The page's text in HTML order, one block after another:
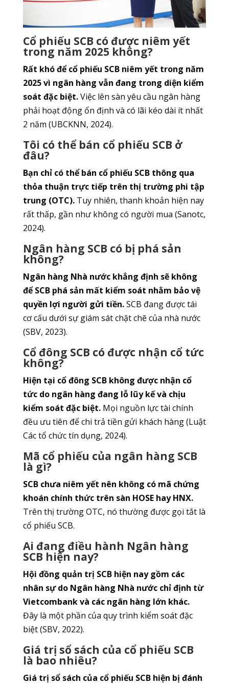
Cổ phiếu SCB có được niêm yết
trong năm 2025 không?
Rất khó để cổ phiếu SCB niêm yết trong năm
2025 vì ngân hàng vẫn đang trong diện kiểm
soát đặc biệt.Việc lên sàn yêu cầu ngân hàng
phải hoạt động ổn định và có lãi kéo dài ít nhất
2 năm (UBCKNN, 2024).
Tôi có thể bán cổ phiếu SCB ở
đâu?
Bạn chỉ có thể bán cổ phiếu SCB thông qua
thỏa thuận trực tiếp trên thị trường phi tập
trung (OTC).Tuy nhiên, thanh khoản hiện nay
rất thấp, gần như không có người mua (Sanotc,
2024).
Ngân hàng SCB có bị phá sản
không?
Ngân hàng Nhà nước khẳng định sẽ không
để SCB phá sản mất kiểm soát nhằm bảo vệ
quyền lợi người gửi tiền.SCB đang được tái
cơ cấu dưới sự giám sát chặt chẽ của nhà nước
(SBV, 2023).
Cổ đông SCB có được nhận cổ tức
không?
Hiện tại cổ đông SCB không được nhận cổ
tức do ngân hàng đang lỗ lũy kế và chịu
kiểm soát đặc biệt.Mọi nguồn lực tài chính
đều ưu tiên để chi trả tiền gửi khách hàng (Luật
Các tổ chức tín dụng, 2024).
Mã cổ phiếu của ngân hàng SCB
là gì?
SCB chưa niêm yết nên không có mã chứng
khoán chính thức trên sàn HOSE hay HNX.
Trên thị trường OTC, nó thường được gọi tắt là
cổ phiếu SCB.
Ai đang điều hành Ngân hàng
SCB hiện nay?
Hội đồng quản trị SCB hiện nay gồm các
nhân sự do Ngân hàng Nhà nước chỉ định từ
Vietcombank và các ngân hàng lớn khác.
Đây là một phần của quy trình kiểm soát đặc
biệt (SBV, 2022).
Giá trị sổ sách của cổ phiếu SCB
là bao nhiêu?
Giá trị sổ sách của cổ phiếu SCB hiện bị đánh